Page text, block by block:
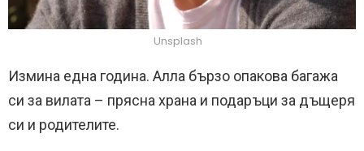
Unsplash
Измина една година. Алла бързо опакова багажа
си за вилата – прясна храна и подаръци за дъщеря
си и родителите.